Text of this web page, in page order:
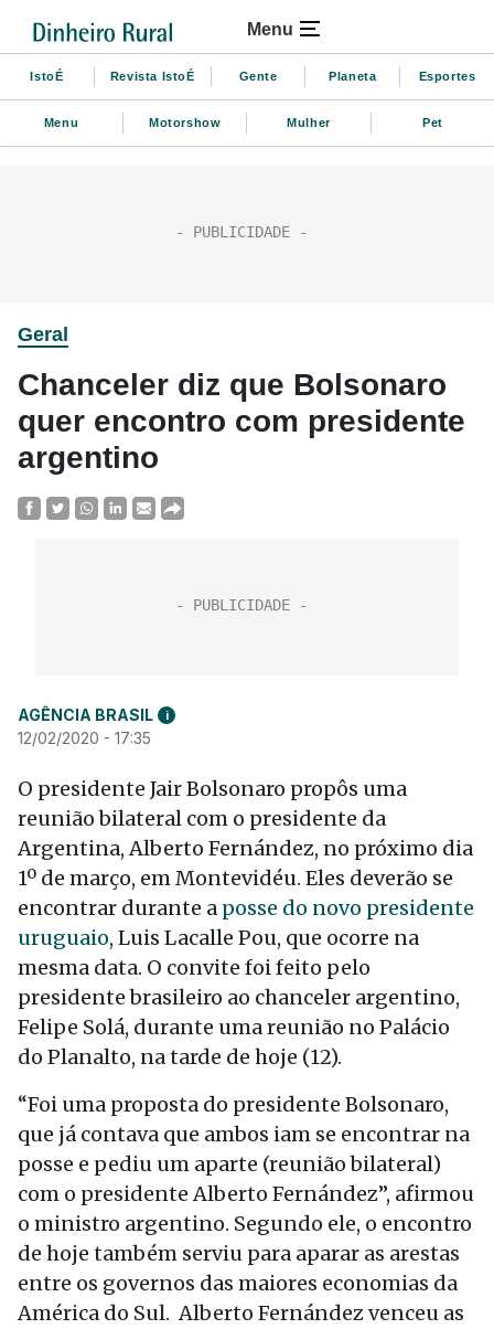
Menu
IstoÉ Revista IstoÉ Gente Planeta Esportes
Menu Motorshow Mulher Pet
Geral
Chanceler diz que Bolsonaro
quer encontro com presidente
argentino
AGÊNCIA BRASIL i
12/02/2020 - 17:35
O presidente Jair Bolsonaro propôs uma
reunião bilateral com o presidente da
Argentina, Alberto Fernández, no próximo dia
1º de março, em Montevidéu. Eles deverão se
encontrar durante a posse do novo presidente
uruguaio, Luis Lacalle Pou, que ocorre na
mesma data. O convite foi feito pelo
presidente brasileiro ao chanceler argentino,
Felipe Solá, durante uma reunião no Palácio
do Planalto, na tarde de hoje (12).
“Foi uma proposta do presidente Bolsonaro,
que já contava que ambos iam se encontrar na
posse e pediu um aparte (reunião bilateral)
com o presidente Alberto Fernández”, afirmou
o ministro argentino. Segundo ele, o encontro
de hoje também serviu para aparar as arestas
entre os governos das maiores economias da
América do Sul. Alberto Fernández venceu as